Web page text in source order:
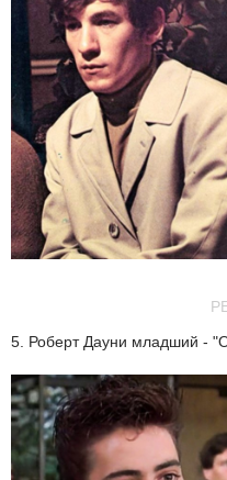
5. Роберт Дауни младший -